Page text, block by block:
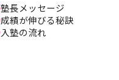
塾長メッセージ
成績が伸びる秘訣
入塾の流れ